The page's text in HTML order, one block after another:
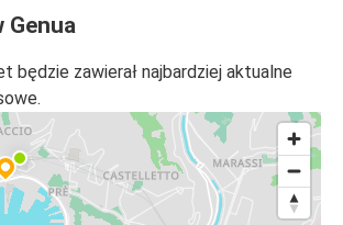
Genua
będzie zawierał najbardziej aktualne